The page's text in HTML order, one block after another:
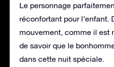
Le personnage
réconfortant pour l’enfant.
mouvement, comme il est
de savoir que le
dans cette nuit spéciale.